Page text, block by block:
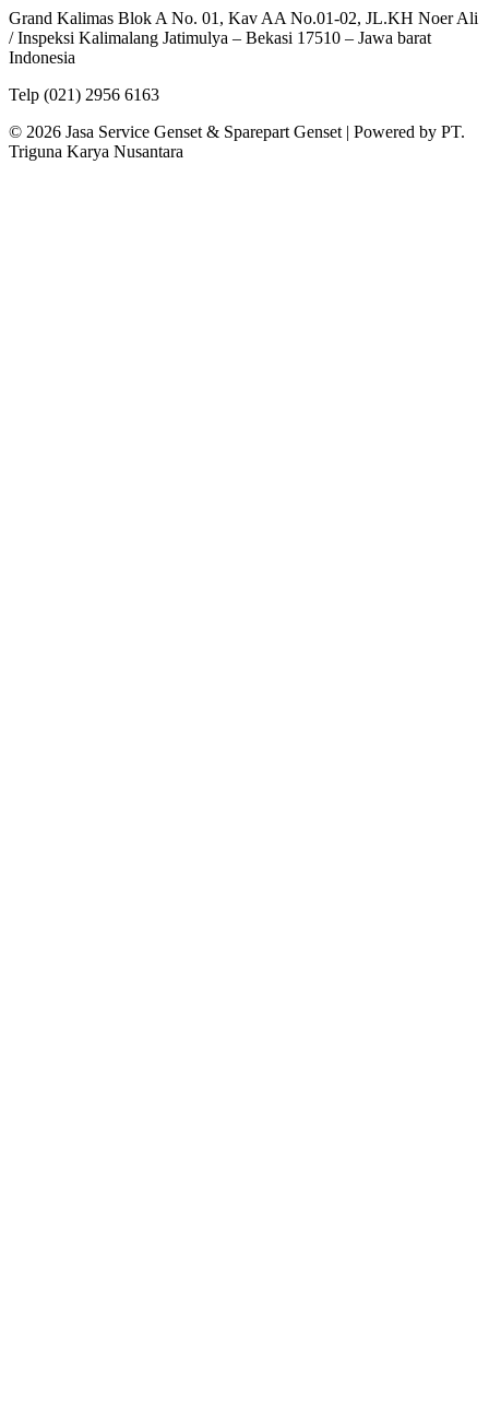
Grand Kalimas Blok A No. 01, Kav AA No.01-02, JL.KH Noer Ali
/ Inspeksi Kalimalang Jatimulya – Bekasi 17510 – Jawa barat
Indonesia
Telp (021) 2956 6163
© 2026 Jasa Service Genset & Sparepart Genset | Powered by PT.
Triguna Karya Nusantara